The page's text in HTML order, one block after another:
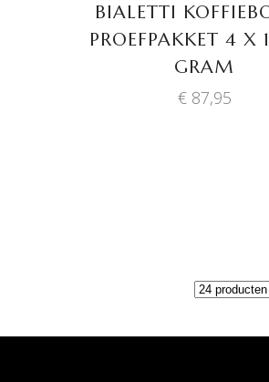
BIALETTI
PROEFPAKKET 4
GRAM
€87,95